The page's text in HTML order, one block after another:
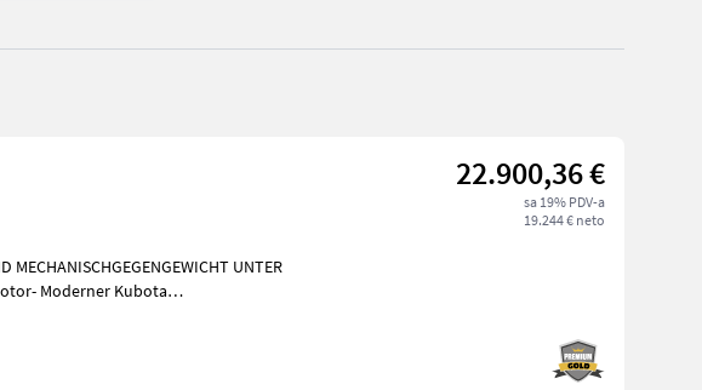
22.900,36 €
sa 19% PDV-a
19.244 € neto
MECHANISCHGEGENGEWICHT UNTER
Moderner Kubota